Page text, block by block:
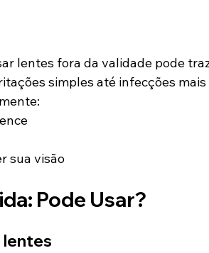
lentes fora da validade pode
simples até infecções
sua visão
Pode Usar?
lentes